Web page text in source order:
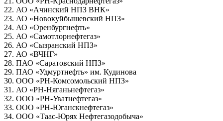
22. АО «Ачинский НПЗ ВНК»
23. АО «Новокуйбышевский НПЗ»
24. АО «Оренбургнефть»
25. АО «Самотлорнефтегаз»
26. АО «Сызранский НПЗ»
27. АО «ВЧНГ»
28. ПАО «Саратовский НПЗ»
29. ПАО «Удмуртнефть» им. Кудинова
30. ООО «РН-Комсомольский НПЗ»
31. АО «РН-Няганьнефтегаз»
32. ООО «РН-Уватнефтегаз»
33. ООО «РН-Юганскнефтегаз»
34. ООО «Таас-Юрях Нефтегазодобыча»